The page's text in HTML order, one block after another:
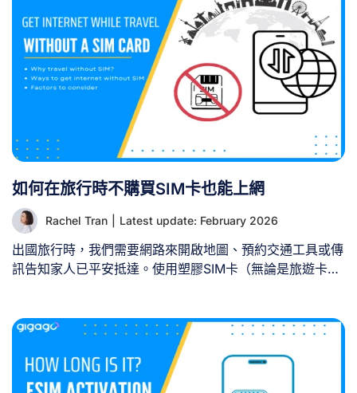
一張 eSIM 卡能否供兩位旅客使用？ 否，一張 eSIM 卡無
法供兩位旅客在不同裝置上使用。每張 eSIM 卡設計上僅能
同時在單一裝置運作。當 eSIM 設定檔安裝並啟用於您的手
機後，便會與該特定裝置綁定，無法轉移或與他人手機共
享。 即使嘗試在第二台裝置掃描相同eSIM QR碼，通常會
導致掃描失敗或使首台手機的連線失效。基於技術與安全考
量，eSIM無法同時在多台裝置上運作。 [...]
如何在旅行時不購買SIM卡也能上網
Rachel Tran Latest update: February 2026
出國旅行時，我們需要網路來開啟地圖、預約交通工具或傳
訊告知家人已平安抵達。使用塑膠SIM卡（無論是旅遊卡或
實用方法。 一、為何出國旅行不該攜帶SIM卡？ 選擇無SIM
卡旅行的理由眾多，其中最顯著的三點是： 1. 跳過機場排
隊與語言障礙 購買並啟用實體SIM卡過程繁瑣耗時，尤其在
機場SIM卡專櫃購買時，現場人潮擁擠且資費方案常以您不